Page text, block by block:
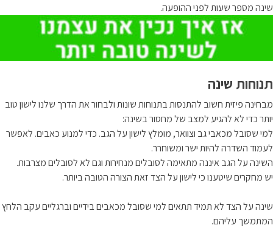
שינה מספר שעות לפני ההופעה.
תנוחות שינה
מבחינה פיזית חשוב להתנסות בתנוחות שונות ולבחור את הדרך שלנו לישון טוב
יותר כדי לא להגיע למצב של מחסור בשינה:
למי שסובל מכאבי גב וצוואר, מומלץ לישון על הגב. כדי למנוע כאבים. לאפשר
לעמוד השדרה להיות ישר ומשוחרר.
השינה על הגב איננה מתאימה לסובלים מנחירות וגם לא לסובלים מצרבות.
יש מחקרים שיטענו כי לישון על הצד זאת הצורה הטובה ביותר.
שינה על הצד לא תמיד תתאים למי שסובל מכאבים בידיים וברגליים עקב הלחץ
המתמשך עליהם.